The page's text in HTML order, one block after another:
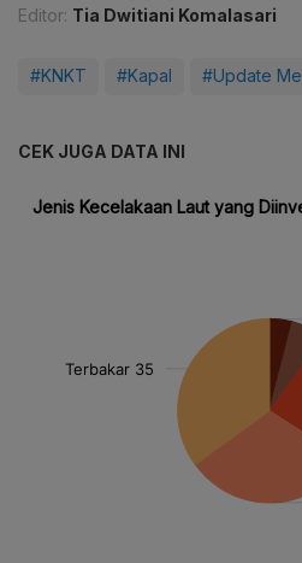
Editor: Tia Dwitiani Komalasari
#KNKT #Kapal #Update Me
CEK JUGA DATA INI